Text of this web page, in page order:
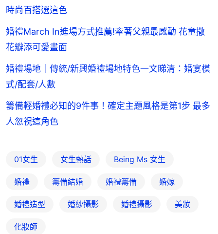
時尚百搭選這色
婚禮March In進場方式推薦!牽著父親最感動 花童撒
花瓣添可愛畫面
婚禮場地｜傳統/新興婚禮場地特色一文睇清：婚宴模
式/配套/人數
籌備輕婚禮必知的9件事！確定主題風格是第1步 最多
人忽視這角色
01女生 女生熱話 Being Ms 女生
婚禮 籌備結婚 婚禮籌備 婚嫁
婚禮造型 婚紗攝影 婚禮攝影 美妝
化妝師